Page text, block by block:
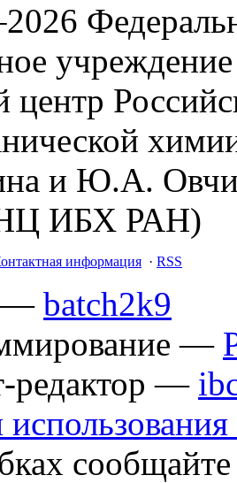
центр
и Ю.А.
ИБХ РАН)
информация · RSS
— batch2k9
—
редактор —